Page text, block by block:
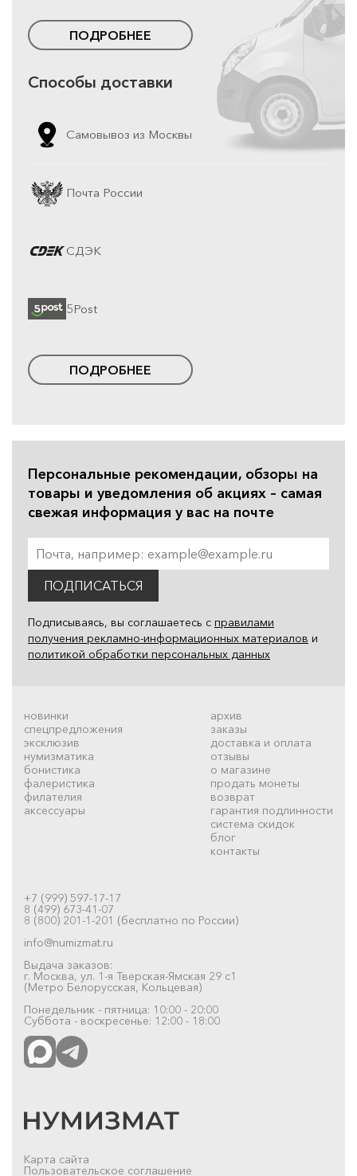
ПОДРОБНЕЕ
Способы доставки
Самовывоз из Москвы
Почта России
СДЭК
5Post
ПОДРОБНЕЕ
Персональные рекомендации, обзоры на
товары и уведомления об акциях – самая
свежая информация у вас на почте
ПОДПИСАТЬСЯ
Подписываясь, вы соглашаетесь с правилами
получения рекламно-информационных материалов и
политикой обработки персональных данных
новинки
спецпредложения
эксклюзив
нумизматика
бонистика
фалеристика
филателия
аксессуары
архив
заказы
доставка и оплата
отзывы
о магазине
продать монеты
возврат
гарантия подлинности
система скидок
блог
контакты
+7 (999) 597-17-17
8 (499) 673-41-07
8 (800) 201-1-201 (бесплатно по России)
info@numizmat.ru
Выдача заказов:
г. Москва, ул. 1-я Тверская-Ямская 29 с1
(Метро Белорусская, Кольцевая)
Понедельник - пятница: 10:00 - 20:00
Суббота - воскресенье: 12:00 - 18:00
Карта сайта
Пользовательское соглашение